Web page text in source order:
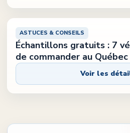
Québec Tout Compris
ASTUCES & CONSEILS
Échantillons gratuits : 7
de commander au Québec
Voir les